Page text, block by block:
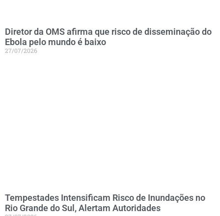
Diretor da OMS afirma que risco de disseminação do
Ebola pelo mundo é baixo
27/07/2026
Tempestades Intensificam Risco de Inundações no
Rio Grande do Sul, Alertam Autoridades